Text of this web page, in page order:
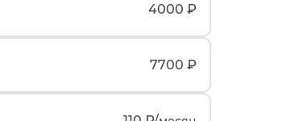
4000 ₽
7700 ₽